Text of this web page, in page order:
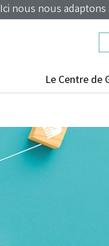
Ici nous nous adaptons
Le Centre de